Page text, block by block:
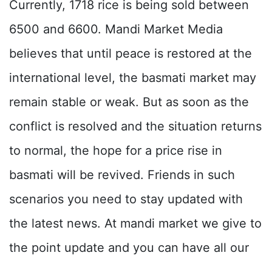
Currently, 1718 rice is being sold between
6500 and 6600. Mandi Market Media
believes that until peace is restored at the
international level, the basmati market may
remain stable or weak. But as soon as the
conflict is resolved and the situation returns
to normal, the hope for a price rise in
basmati will be revived. Friends in such
scenarios you need to stay updated with
the latest news. At mandi market we give to
the point update and you can have all our